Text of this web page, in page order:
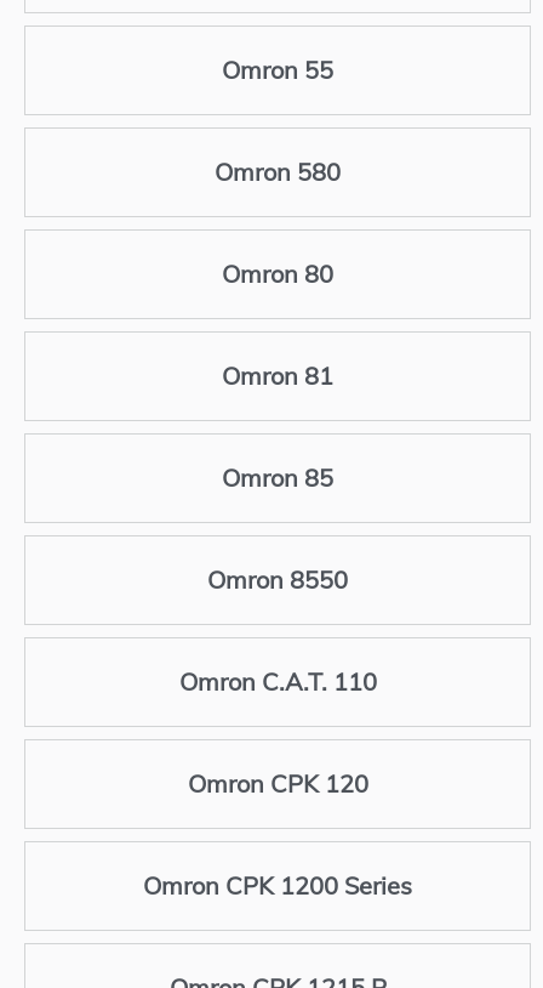
Omron 55
Omron 580
Omron 80
Omron 81
Omron 85
Omron 8550
Omron C.A.T. 110
Omron CPK 120
Omron CPK 1200 Series